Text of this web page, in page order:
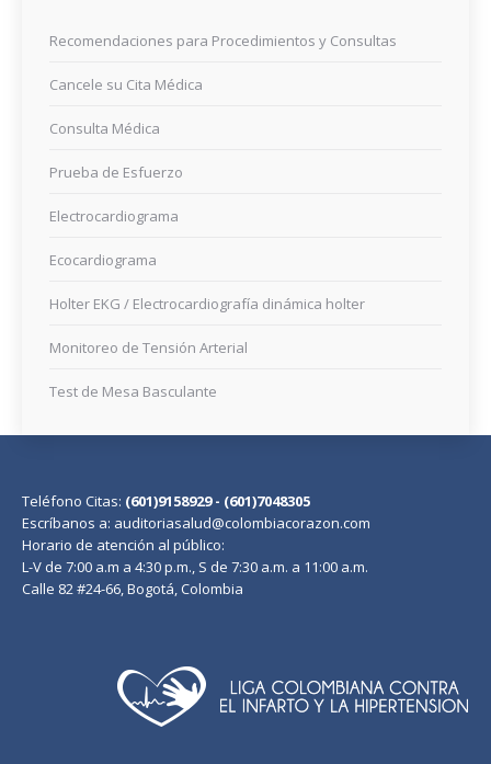
Recomendaciones para Procedimientos y Consultas
Cancele su Cita Médica
Consulta Médica
Prueba de Esfuerzo
Electrocardiograma
Ecocardiograma
Holter EKG / Electrocardiografía dinámica holter
Monitoreo de Tensión Arterial
Test de Mesa Basculante
Teléfono Citas: (601)9158929 - (601)7048305
Escríbanos a: auditoriasalud@colombiacorazon.com
Horario de atención al público:
L-V de 7:00 a.m a 4:30 p.m., S de 7:30 a.m. a 11:00 a.m.
Calle 82 #24-66, Bogotá, Colombia